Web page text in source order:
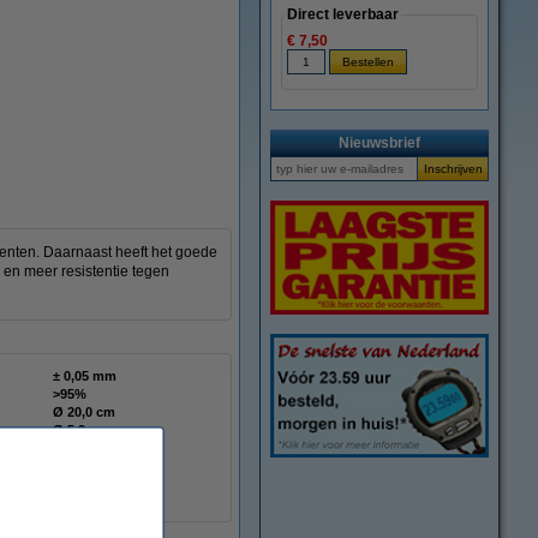
vergroten
Daarnaast heeft het goede
meer resistentie tegen
± 0,05 mm
>95%
Ø 20,0 cm
Ø 5,2 cm
Direct leverbaar
€ 7,50
Nieuwsbrief